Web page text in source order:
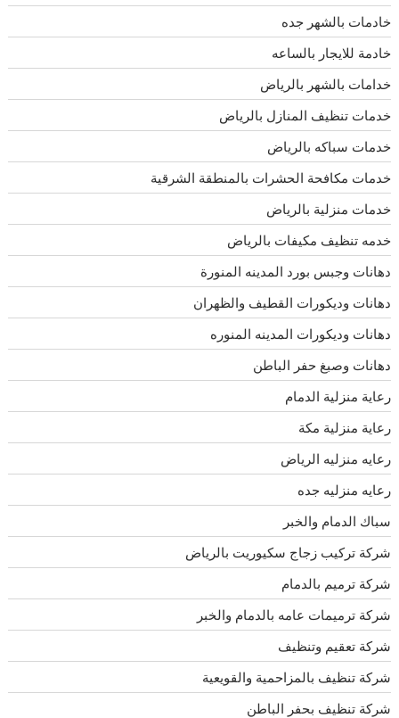
خادمات بالشهر جده
خادمة للايجار بالساعه
خدامات بالشهر بالرياض
خدمات تنظيف المنازل بالرياض
خدمات سباكه بالرياض
خدمات مكافحة الحشرات بالمنطقة الشرقية
خدمات منزلية بالرياض
خدمه تنظيف مكيفات بالرياض
دهانات وجبس بورد المدينه المنورة
دهانات وديكورات القطيف والظهران
دهانات وديكورات المدينه المنوره
دهانات وصبغ حفر الباطن
رعاية منزلية الدمام
رعاية منزلية مكة
رعايه منزليه الرياض
رعايه منزليه جده
سباك الدمام والخبر
شركة تركيب زجاج سكيوريت بالرياض
شركة ترميم بالدمام
شركة ترميمات عامه بالدمام والخبر
شركة تعقيم وتنظيف
شركة تنظيف بالمزاحمية والقويعية
شركة تنظيف بحفر الباطن